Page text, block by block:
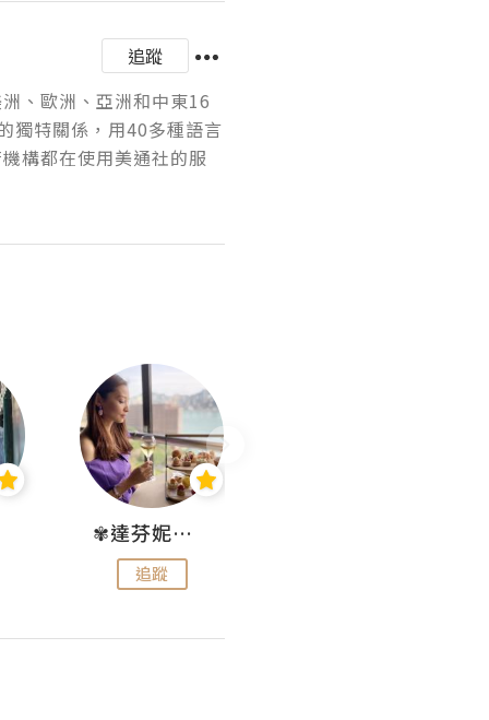
追蹤
、歐洲、亞洲和中東16
獨特關係，用40多種語言
構都在使用美通社的服
✾達芬妮•愛孩子•愛生活✾
追蹤